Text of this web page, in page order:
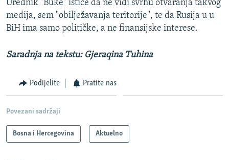
Urednik "Buke" ističe da ne vidi svrhu otvaranja takvog
medija, sem "obilježavanja teritorije", te da Rusija u u
BiH ima samo političke, a ne finansijske interese.
Saradnja na tekstu: Gjeraqina Tuhina
Podijelite Pratite nas
Povezani sadržaji
Bosna i Hercegovina Aktuelno